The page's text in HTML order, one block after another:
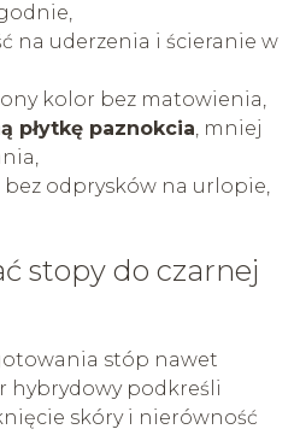
na uderzenia i ścieranie w
kolor bez matowienia,
płytkę paznokcia, mniej
bez odprysków na urlopie,
stopy do czarnej
stóp nawet
hybrydowy podkreśli
skóry i nierówność